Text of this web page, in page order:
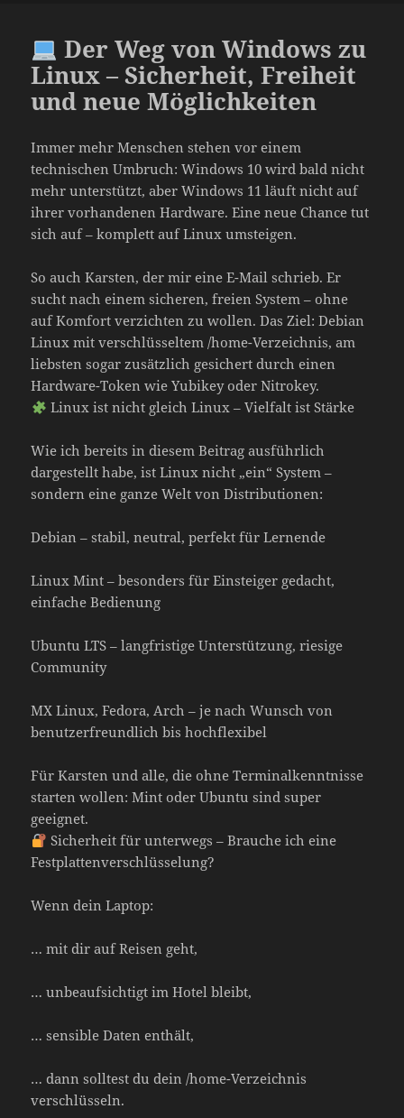
Der Weg von Windows zu
Linux – Sicherheit, Freiheit
und neue Möglichkeiten
Immer mehr Menschen stehen vor einem
technischen Umbruch: Windows 10 wird bald nicht
mehr unterstützt, aber Windows 11 läuft nicht auf
ihrer vorhandenen Hardware. Eine neue Chance tut
sich auf – komplett auf Linux umsteigen.
So auch Karsten, der mir eine E-Mail schrieb. Er
sucht nach einem sicheren, freien System – ohne
auf Komfort verzichten zu wollen. Das Ziel: Debian
Linux mit verschlüsseltem /home-Verzeichnis, am
liebsten sogar zusätzlich gesichert durch einen
Hardware-Token wie Yubikey oder Nitrokey.
Linux ist nicht gleich Linux – Vielfalt ist Stärke
Wie ich bereits in diesem Beitrag ausführlich
dargestellt habe, ist Linux nicht „ein“ System –
sondern eine ganze Welt von Distributionen:
Debian – stabil, neutral, perfekt für Lernende
Linux Mint – besonders für Einsteiger gedacht,
einfache Bedienung
Ubuntu LTS – langfristige Unterstützung, riesige
Community
MX Linux, Fedora, Arch – je nach Wunsch von
benutzerfreundlich bis hochflexibel
Für Karsten und alle, die ohne Terminalkenntnisse
starten wollen: Mint oder Ubuntu sind super
geeignet.
Sicherheit für unterwegs – Brauche ich eine
Festplattenverschlüsselung?
Wenn dein Laptop:
… mit dir auf Reisen geht,
… unbeaufsichtigt im Hotel bleibt,
… sensible Daten enthält,
… dann solltest du dein /home-Verzeichnis
verschlüsseln.